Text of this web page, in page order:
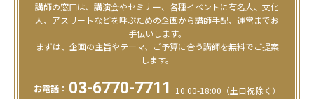
講師の窓口は、講演会やセミナー、各種イベントに有名人、文化
人、アスリートなどを呼ぶための企画から講師手配、運営までお
手伝いします。
まずは、企画の主旨やテーマ、ご予算に合う講師を無料でご提案
します。
お電話： 03-6770-7711 10:00-18:00（土日祝除く）